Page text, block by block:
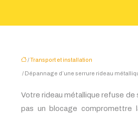
/Transport et installation
/ Dépannage d’une serrure rideau
Votre rideau métallique refuse de
pas un blocage compromettre